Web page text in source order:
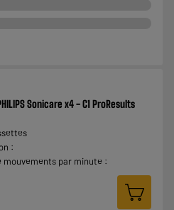
Sonicare x4 - C1 ProResults
:
mouvements par minute :